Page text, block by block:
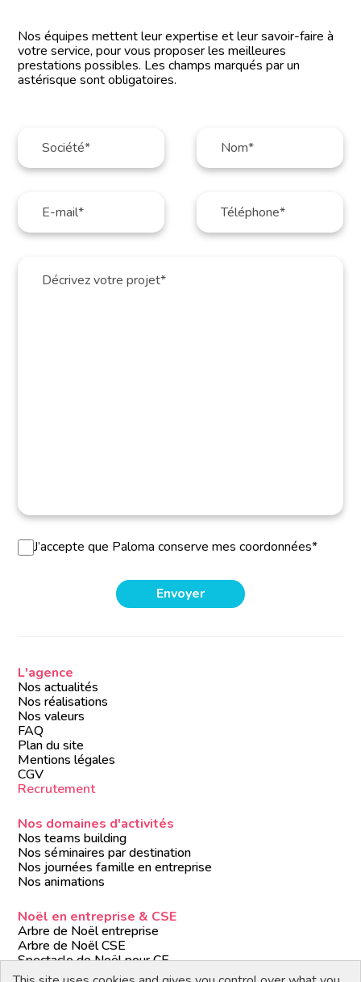
Nos équipes mettent leur expertise et leur savoir-faire à
votre service, pour vous proposer les meilleures
prestations possibles. Les champs marqués par un
astérisque sont obligatoires.
J’accepte que Paloma conserve mes coordonnées*
L'agence
Nos actualités
Nos réalisations
Nos valeurs
FAQ
Plan du site
Mentions légales
CGV
Recrutement
Nos domaines d'activités
Nos teams building
Nos séminaires par destination
Nos journées famille en entreprise
Nos animations
Noël en entreprise & CSE
Arbre de Noël entreprise
Arbre de Noël CSE
Spectacle de Noël pour CE
Animations de Noël entreprise